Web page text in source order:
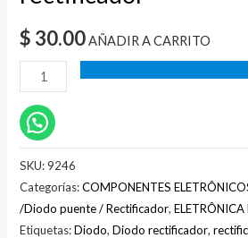
$ 30.00 AÑADIR A CARRITO
SKU:9246
Categorías:COMPONENTES
/Diodo puente / Rectificador,
Etiquetas:Diodo,Diodo rectificador,